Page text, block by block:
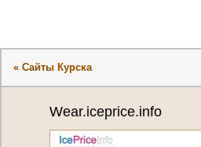
« Сайты Курска
Wear.iceprice.info